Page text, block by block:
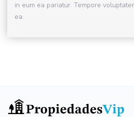
in eum ea pariatur. Tempore
ea.